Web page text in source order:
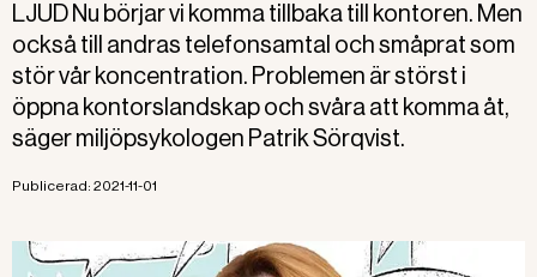
LJUD Nu börjar vi komma tillbaka till kontoren. Men
också till andras telefonsamtal och småprat som
stör vår koncentration. Problemen är störst i
öppna kontorslandskap och svåra att komma åt,
säger miljöpsykologen Patrik Sörqvist.
Publicerad: 2021-11-01